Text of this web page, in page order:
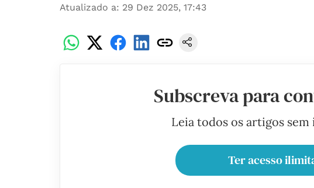
Atualizado a: 29 Dez 2025, 17:43
Subscreva para
Leia todos os artigos
Ter acesso